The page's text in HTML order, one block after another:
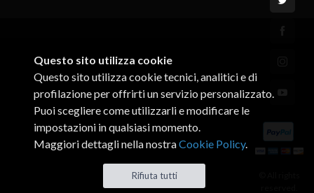
Questo sito utilizza cookie
Questo sito utilizza cookie tecnici, analitici e di
profilazione per offrirti un servizio personalizzato.
Puoi scegliere come utilizzarli e modificare le
impostazioni in qualsiasi momento.
Maggiori dettagli nella nostraCookie Policy.
Rifiuta tutti